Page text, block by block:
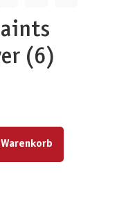
(6)
Schaltflächen um die Anzahl zu